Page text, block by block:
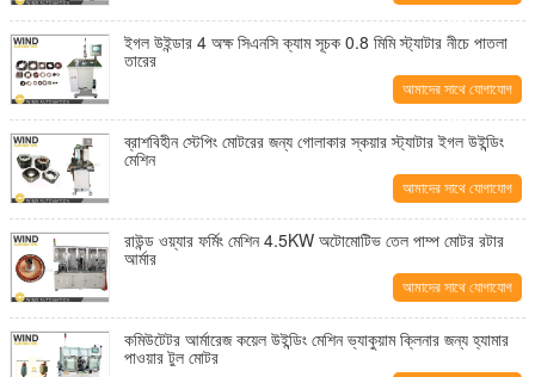
করুন
ইগল উইন্ডার 4 অক্ষ সিএনসি ক্যাম সূচক 0.8 মিমি স্ট্যাটার নীচে পাতলা
তারের
আমাদের সাথে যোগাযোগ
করুন
ব্রাশবিহীন স্টেপিং মোটরের জন্য গোলাকার স্কয়ার স্ট্যাটার ইগল উইন্ডিং
মেশিন
আমাদের সাথে যোগাযোগ
করুন
রাউন্ড ওয়্যার ফর্মিং মেশিন 4.5KW অটোমোটিভ তেল পাম্প মোটর রটার
আর্মার
আমাদের সাথে যোগাযোগ
করুন
কমিউটেটর আর্মারেজ কয়েল উইন্ডিং মেশিন ভ্যাকুয়াম ক্লিনার জন্য হ্যামার
পাওয়ার টুল মোটর